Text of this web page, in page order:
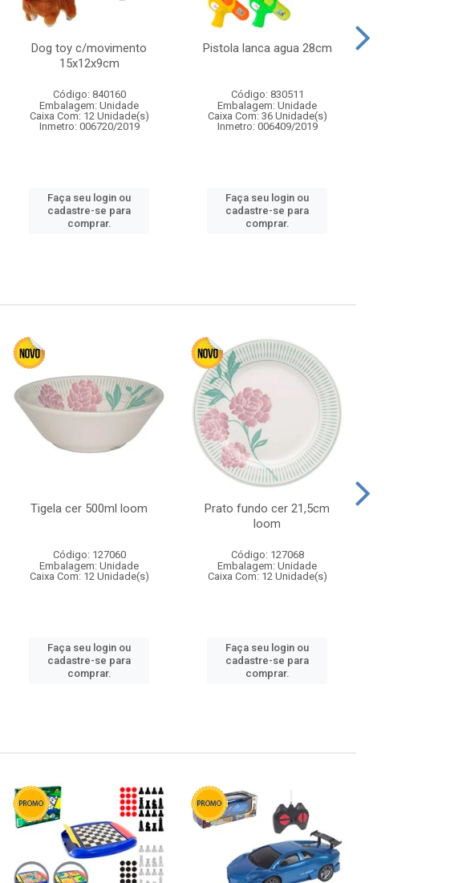
Dog toy c/movimento
15x12x9cm
Código: 840160
Embalagem: Unidade
Caixa Com: 12 Unidade(s)
Inmetro: 006720/2019
Faça seu login ou
cadastre-se para
comprar.
Pistola lanca agua 28cm
Código: 830511
Embalagem: Unidade
Caixa Com: 36 Unidade(s)
Inmetro: 006409/2019
Faça seu login ou
cadastre-se para
comprar.
Tigela cer 500ml loom
Código: 127060
Embalagem: Unidade
Caixa Com: 12 Unidade(s)
Faça seu login ou
cadastre-se para
comprar.
Prato fundo cer 21,5cm
loom
Código: 127068
Embalagem: Unidade
Caixa Com: 12 Unidade(s)
Faça seu login ou
cadastre-se para
comprar.